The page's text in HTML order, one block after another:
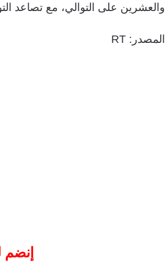
والعشرين على التوالي، مع تصاعد
المصدر: RT
إنضم